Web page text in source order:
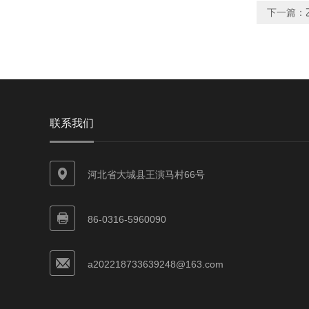
下一篇：
联系我们
河北省大城县王演马村66号
86-0316-5960090
a202218733639248@163.com